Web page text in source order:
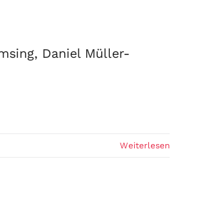
Daniel Müller-
Weiterlesen